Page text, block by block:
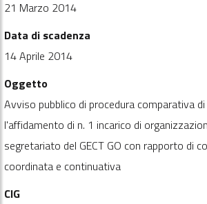
21 Marzo 2014
Data di scadenza
14 Aprile 2014
Oggetto
Avviso pubblico di procedura comparativa
l'affidamento di n. 1 incarico di
segretariato del GECT GO con rapporto di
coordinata e continuativa
CIG